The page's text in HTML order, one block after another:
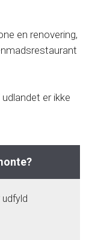
en renovering,
er ikke
udfyld